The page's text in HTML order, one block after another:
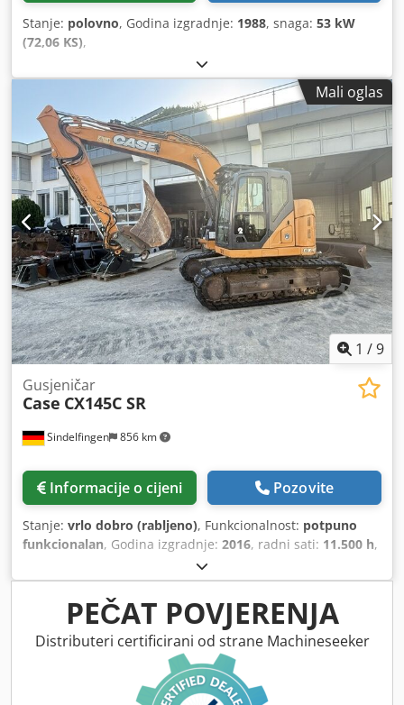
Stanje: polovno, Godina izgradnje: 1988, snaga: 53 kW
(72,06 KS),
Mali oglas
1 /9
Sindelfingen 856 km
Gusjeničar
Case CX145C SR
Informacije o cijeni Pozovite
Stanje: vrlo dobro (rabljeno), Funkcionalnost: potpuno
funkcionalan, Godina izgradnje: 2016, radni sati: 11.500 h,
PEČAT POVJERENJA
Distributeri certificirani od strane Machineseeker